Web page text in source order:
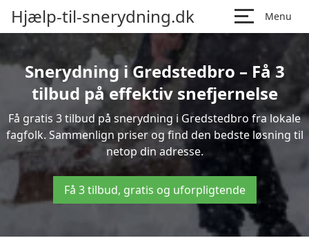
Hjælp-til-snerydning.dk Menu
Snerydning i Gredstedbro – Få 3
tilbud på effektiv snefjernelse
Få gratis 3 tilbud på snerydning i Gredstedbro fra lokale
fagfolk. Sammenlign priser og find den bedste løsning til
netop din adresse.
Få 3 tilbud, gratis og uforpligtende